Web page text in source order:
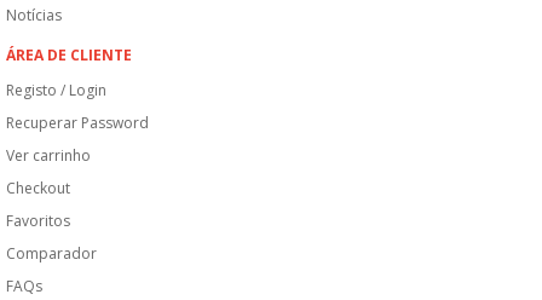
Notícias
ÁREA DE CLIENTE
Registo / Login
Recuperar Password
Ver carrinho
Checkout
Favoritos
Comparador
FAQs